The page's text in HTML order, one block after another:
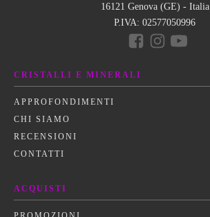
16121 Genova (GE) - Italia
P.IVA: 02577050996
CRISTALLI E MINERALI
APPROFONDIMENTI
CHI SIAMO
RECENSIONI
CONTATTI
ACQUISTI